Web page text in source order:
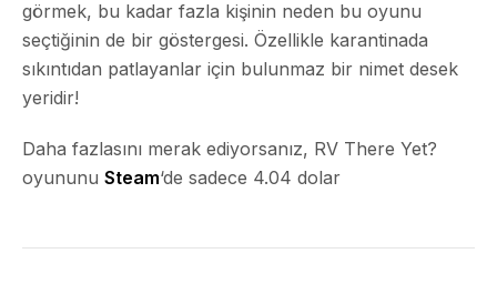
görmek, bu kadar fazla kişinin neden bu oyunu
seçtiğinin de bir göstergesi. Özellikle karantinada
sıkıntıdan patlayanlar için bulunmaz bir nimet desek
yeridir!
Daha fazlasını merak ediyorsanız, RV There Yet?
oyununu Steam‘de sadece 4.04 dolar